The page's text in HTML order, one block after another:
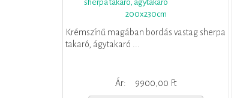
sherpa takaró, ágytakaró
200x230cm
Krémszínű magában bordás vastag sherpa
takaró, ágytakaró ...
Ár: 9900,00 Ft